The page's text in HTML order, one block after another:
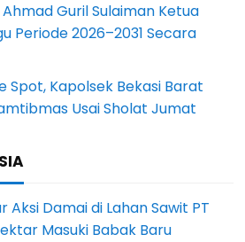
Guril Sulaiman Ketua
Periode 2026–2031 Secara
Spot, Kapolsek Bekasi Barat
Usai Sholat Jumat
Aksi Damai di Lahan Sawit PT
Masuki Babak Baru